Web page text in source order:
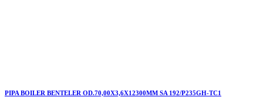
PIPA BOILER BENTELER OD.70,00X3,6X12300MM SA 192/P235GH-TC1